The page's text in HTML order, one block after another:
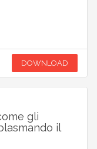
DOWNLOAD
gli
il